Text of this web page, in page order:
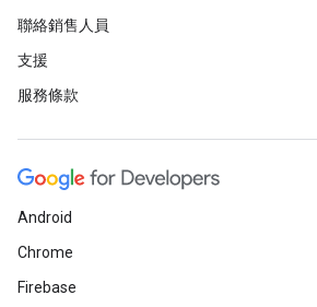
聯絡銷售人員
支援
服務條款
Android
Chrome
Firebase